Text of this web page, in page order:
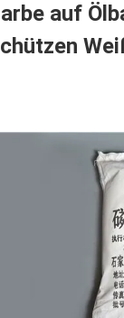
auf